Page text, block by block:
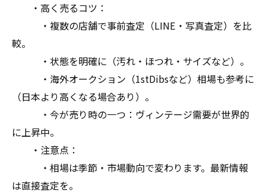
・高く売るコツ：
・複数の店舗で事前査定（LINE・写真査定）を比
較。
・状態を明確に（汚れ・ほつれ・サイズなど）。
・海外オークション（1stDibsなど）相場も参考に
（日本より高くなる場合あり）。
・今が売り時の一つ：ヴィンテージ需要が世界的
に上昇中。
・注意点：
・相場は季節・市場動向で変わります。最新情報
は直接査定を。